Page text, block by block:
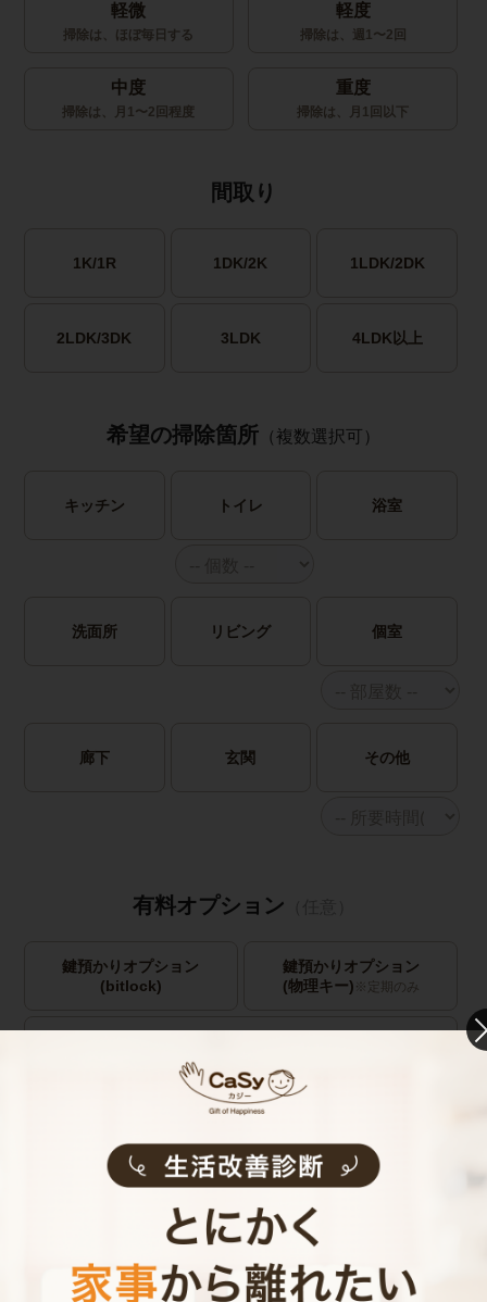
軽微
掃除は、ほぼ毎日する
軽度
掃除は、週1〜2回
中度
掃除は、月1〜2回程度
重度
掃除は、月1回以下
間取り
1K/1R 1DK/2K 1LDK/2DK
2LDK/3DK 3LDK 4LDK以上
希望の掃除箇所 （複数選択可）
キッチン トイレ 浴室
洗面所 リビング 個室
廊下 玄関 その他
有料オプション
鍵預かりオプション
(bitlock)
鍵預かりオプション
(物理キー) ※定期のみ
お見積り内容